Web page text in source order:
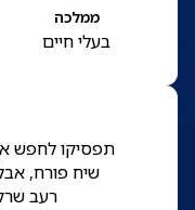
ממלכה
בעלי חיים
תפסיקו לחפש
שיח פורח,
רעב